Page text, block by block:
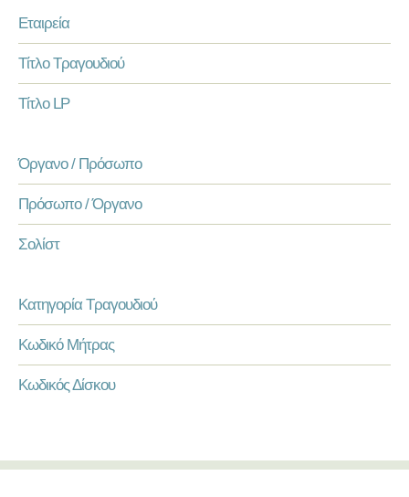
Εταιρεία
Τίτλο Τραγουδιού
Τίτλο LP
Όργανο / Πρόσωπο
Πρόσωπο / Όργανο
Σολίστ
Κατηγορία Τραγουδιού
Κωδικό Μήτρας
Κωδικός Δίσκου